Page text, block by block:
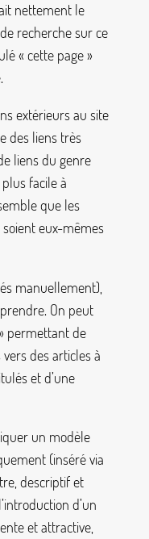
nettement le
recherche sur ce
« cette page»
extérieurs au site
des liens très
liens du genre
plus facile à
que les
eux-mêmes
manuellement),
On peut
permettant de
des articles à
et d’une
un modèle
(inséré via
descriptif et
d’un
et attractive,